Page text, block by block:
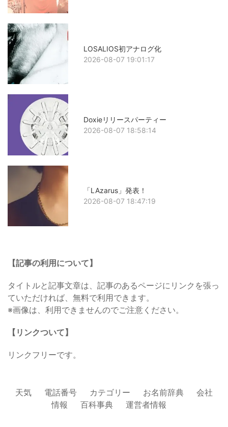
LOSALIOS初アナログ化
2026-08-07 19:01:17
Doxieリリースパーティー
2026-08-07 18:58:14
「LAzarus」発表！
2026-08-07 18:47:19
【記事の利用について】
タイトルと記事文章は、記事のあるページにリンクを張っ
ていただければ、無料で利用できます。
※画像は、利用できませんのでご注意ください。
【リンクついて】
リンクフリーです。
天気 電話番号 カテゴリー お名前辞典
会社
情報
百科事典 運営者情報